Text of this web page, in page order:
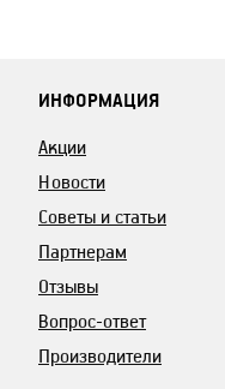
ИНФОРМАЦИЯ
Акции
Новости
Советы и статьи
Партнерам
Отзывы
Вопрос-ответ
Производители